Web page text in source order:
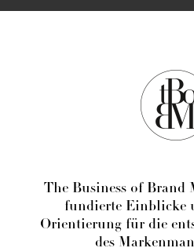
The Business of Brand
fundierte Einblicke
Orientierung für die
des